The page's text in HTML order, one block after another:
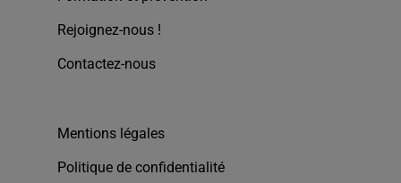
Rejoignez-nous !
Contactez-nous
Mentions légales
Politique de confidentialité